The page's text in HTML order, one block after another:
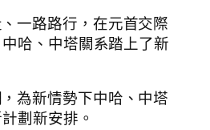
一路路行，在元首交際
哈、中塔關系踏上了新
為新情勢下中哈、中塔
劃新安排。